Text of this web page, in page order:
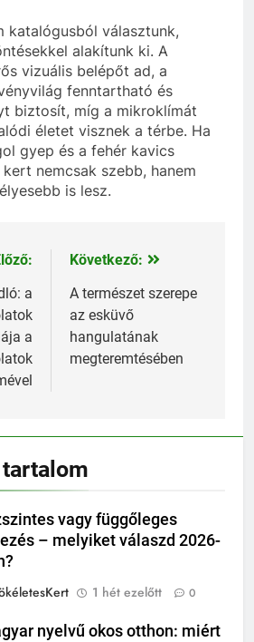
katalógusból választunk,
alakítunk ki. A
vizuális belépőt ad, a
fenntartható és
biztosít, míg a mikroklímát
életet visznek a térbe. Ha
gyep és a fehér kavics
nemcsak szebb, hanem
is lesz.
a
a
Következő:
A természet szerepe
az esküvő
hangulatának
megteremtésében
vagy függőleges
– melyiket válaszd 2026-
1 hét ezelőtt 0
nyelvű okos otthon: miért